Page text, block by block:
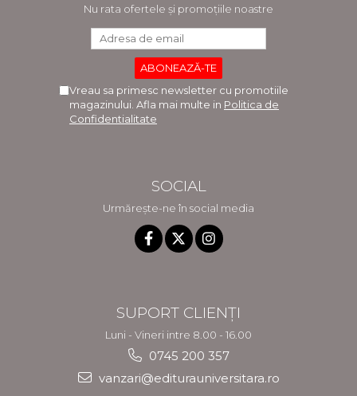
Nu rata ofertele și promoțiile noastre
Vreau sa primesc newsletter cu promotiile
magazinului. Afla mai multe in Politica de
Confidentialitate
SOCIAL
Urmărește-ne în social media
SUPORT CLIENȚI
Luni - Vineri intre 8.00 - 16.00
0745 200 357
vanzari@editurauniversitara.ro